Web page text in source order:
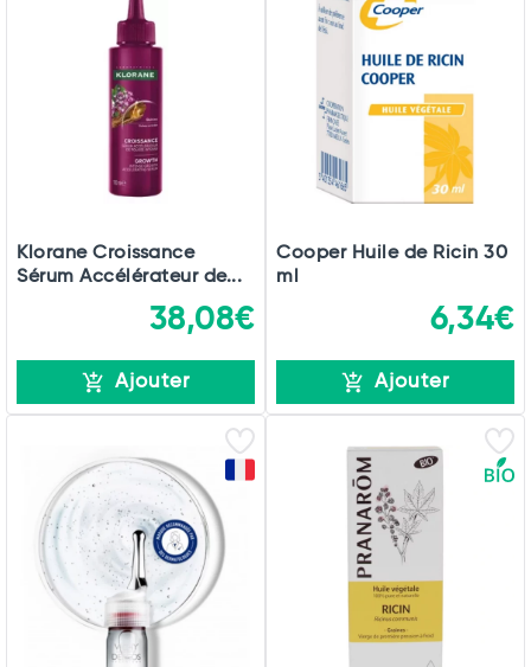
Klorane Croissance
Sérum Accélérateur de...
38,08€
Ajouter
Cooper Huile de Ricin 30
ml
6,34€
Ajouter